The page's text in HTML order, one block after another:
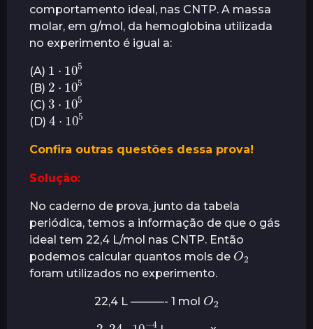
comportamento ideal, nas CNTP. A massa
molar, em g/mol, da hemoglobina utilizada
no experimento é igual a:
(A)
1 105
(B)
2 10
5
(C)
3 10
5
(D)
4 ⋅10
5
Confira outras questões dessa prova!
Solução:
No caderno de prova, junto da tabela
periódica, temos a informação de que o gás
ideal tem 22,4 L/mol nas CNTP. Então
podemos calcular quantos mols de
O
2
foram utilizados no experimento.
22,4 L ———- 1 mol
O
2
2 ,24 10−